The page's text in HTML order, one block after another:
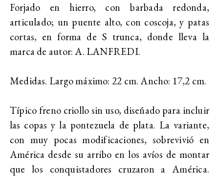
Forjado en hierro, con barbada redonda,
articulado; un puente alto, con coscoja, y patas
cortas, en forma de S trunca, donde lleva la
marca de autor: A. LANFREDI.
Medidas. Largo máximo: 22 cm. Ancho: 17,2 cm.
Típico freno criollo sin uso, diseñado para incluir
las copas y la pontezuela de plata. La variante,
con muy pocas modificaciones, sobrevivió en
América desde su arribo en los avíos de montar
que los conquistadores cruzaron a América.